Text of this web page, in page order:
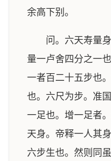
余高下别。
问。六天寿量
量一卢舍四分之一
一者百二十五步也
也。六尺为步。准
一足也。增一足者
天身。帝释一人其
六步生也。然则同